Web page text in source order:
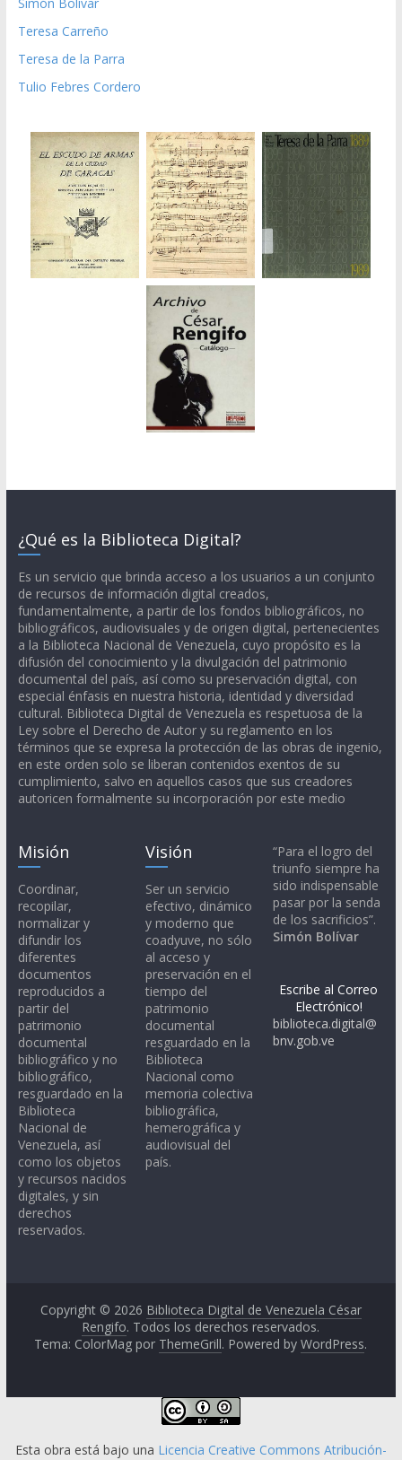
Teresa Carreño
Teresa de la Parra
Tulio Febres Cordero
¿Qué es la Biblioteca Digital?
Es un servicio que brinda acceso a los usuarios a un conjunto
de recursos de información digital creados,
fundamentalmente, a partir de los fondos bibliográficos, no
bibliográficos, audiovisuales y de origen digital, pertenecientes
a la Biblioteca Nacional de Venezuela, cuyo propósito es la
difusión del conocimiento y la divulgación del patrimonio
documental del país, así como su preservación digital, con
especial énfasis en nuestra historia, identidad y diversidad
cultural. Biblioteca Digital de Venezuela es respetuosa de la
Ley sobre el Derecho de Autor y su reglamento en los
términos que se expresa la protección de las obras de ingenio,
en este orden solo se liberan contenidos exentos de su
cumplimiento, salvo en aquellos casos que sus creadores
autoricen formalmente su incorporación por este medio
Misión
Coordinar,
recopilar,
normalizar y
difundir los
diferentes
documentos
reproducidos a
partir del
patrimonio
documental
bibliográfico y no
bibliográfico,
resguardado en la
Biblioteca
Nacional de
Venezuela, así
como los objetos
y recursos nacidos
digitales, y sin
derechos
reservados.
Visión
Ser un servicio
efectivo, dinámico
y moderno que
coadyuve, no sólo
al acceso y
preservación en el
tiempo del
patrimonio
documental
resguardado en la
Biblioteca
Nacional como
memoria colectiva
bibliográfica,
hemerográfica y
audiovisual del
país.
“Para el logro del
triunfo siempre ha
sido indispensable
pasar por la senda
de los sacrificios”.
Simón Bolívar
Escribe al Correo
Electrónico!
biblioteca.digital@
bnv.gob.ve
Copyright © 2026 Biblioteca Digital de Venezuela César
Rengifo. Todos los derechos reservados.
Tema: ColorMag por ThemeGrill. Powered byWordPress.
Esta obra está bajo una Licencia Creative Commons Atribución-